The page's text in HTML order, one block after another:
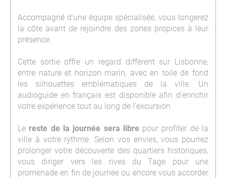
Accompagné d’une équipe spécialisée, vous longerez
la côte avant de rejoindre des zones propices à leur
présence.
Cette sortie offre un regard différent sur Lisbonne,
entre nature et horizon marin, avec en toile de fond
les silhouettes emblématiques de la ville. Un
audioguide en français est disponible afin d’enrichir
votre expérience tout au long de l’excursion.
Le reste de la journée sera libre pour profiter de la
ville à votre rythme. Selon vos envies, vous pourrez
prolonger votre découverte des quartiers historiques,
vous diriger vers les rives du Tage pour une
promenade en fin de journée ou encore vous accorder